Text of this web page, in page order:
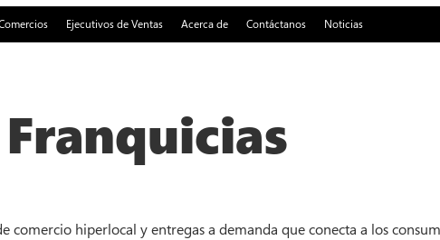
Ejecutivos de Ventas Acerca de Contáctanos Noticias
comercio hiperlocal y entregas a demanda que conecta a los